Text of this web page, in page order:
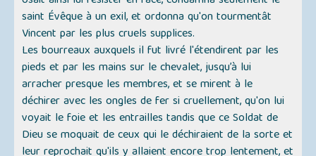
saint Évêque à un exil, et ordonna qu'on tourmentât
Vincent par les plus cruels supplices.
Les bourreaux auxquels il fut livré l'étendirent par les
pieds et par les mains sur le chevalet, jusqu’à lui
arracher presque les membres, et se mirent à le
déchirer avec les ongles de fer si cruellement, qu'on lui
voyait le foie et les entrailles tandis que ce Soldat de
Dieu se moquait de ceux qui le déchiraient de la sorte et